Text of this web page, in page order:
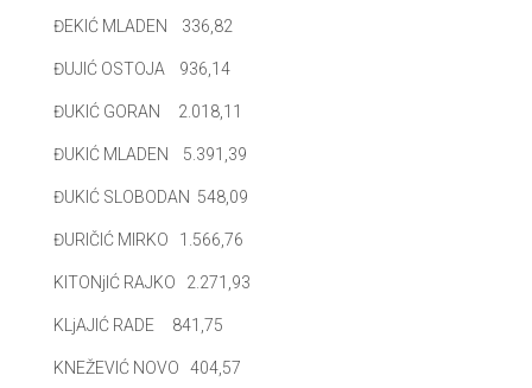
ĐEKIĆ MLADEN 336,82
ĐUJIĆ OSTOJA 936,14
ĐUKIĆ GORAN 2.018,11
ĐUKIĆ MLADEN 5.391,39
ĐUKIĆ SLOBODAN 548,09
ĐURIČIĆ MIRKO 1.566,76
KITONjIĆ RAJKO 2.271,93
KLjAJIĆ RADE 841,75
KNEŽEVIĆ NOVO 404,57